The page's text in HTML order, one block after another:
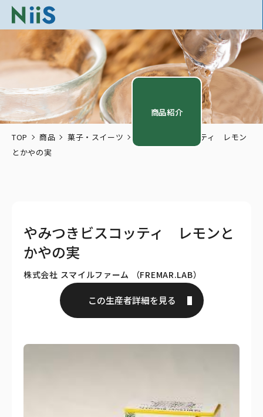
商品紹介
TOP 商品 菓子・スイーツ
やみつきビスコッティ レモン
とかやの実
やみつきビスコッティ レモンと
かやの実
株式会社 スマイルファーム （FREMAR.LAB）
この生産者詳細を見る